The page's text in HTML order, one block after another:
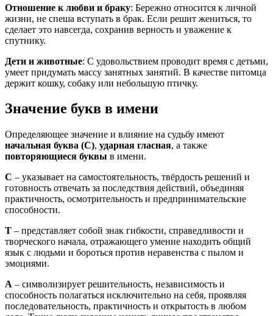
Отношение к любви и браку: Бережно относится к личной
жизни, не спеша вступать в брак. Если решит жениться, то
сделает это навсегда, сохранив верность и уважение к
спутнику.
Дети и животные: С удовольствием проводит время с детьми,
умеет придумать массу занятных занятий. В качестве питомца
держит кошку, собаку или небольшую птичку.
Значение букв в имени
Определяющее значение и влияние на судьбу имеют
начальная буква (С), ударная гласная, а также
повторяющиеся буквы в имени.
С – указывает на самостоятельность, твёрдость решений и
готовность отвечать за последствия действий, объединяя
практичность, осмотрительность и предпринимательские
способности.
Т – представляет собой знак гибкости, справедливости и
творческого начала, отражающего умение находить общий
язык с людьми и бороться против неравенства с пылом и
эмоциями.
А – символизирует решительность, независимость и
способность полагаться исключительно на себя, проявляя
последовательность, практичность и открытость в любом